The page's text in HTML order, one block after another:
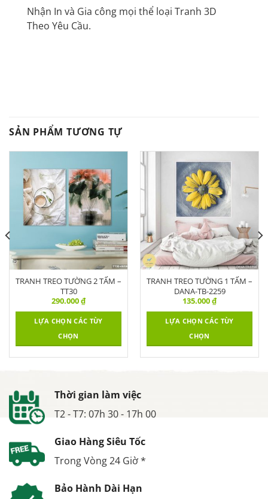
Nhận In và Gia công mọi thể loại Tranh 3D
Theo Yêu Cầu.
SẢN PHẨM TƯƠNG TỰ
TRANH TREO TƯỜNG 2 TẤM –
TT30
290.000₫
LỰA CHỌN CÁC TÙY
CHỌN
TRANH TREO TƯỜNG 1 TẤM –
DANA-TB-2259
135.000₫
LỰA CHỌN CÁC TÙY
CHỌN
Thời gian làm việc
T2 - T7: 07h 30 - 17h 00
Giao Hàng Siêu Tốc
Trong Vòng 24 Giờ *
Bảo Hành Dài Hạn